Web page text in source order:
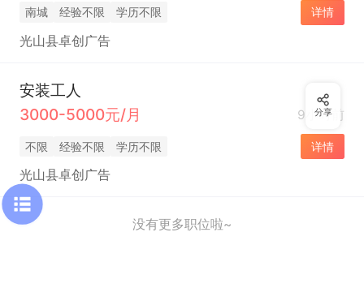
南城 经验不限 学历不限 详情
光山县卓创广告
安装工人
3000-5000元/月
9小时前
不限 经验不限 学历不限 详情
光山县卓创广告
没有更多职位啦~
分享